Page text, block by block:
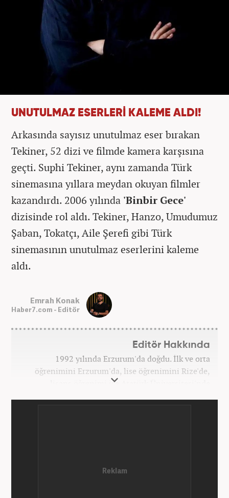
UNUTULMAZ ESERLERİ KALEME ALDI!
Arkasında sayısız unutulmaz eser bırakan
Tekiner, 52 dizi ve filmde kamera karşısına
geçti. Suphi Tekiner, aynı zamanda Türk
sinemasına yıllara meydan okuyan filmler
kazandırdı. 2006 yılında 'Binbir Gece'
dizisinde rol aldı. Tekiner, Hanzo, Umudumuz
Şaban, Tokatçı, Aile Şerefi gibi Türk
sinemasının unutulmaz eserlerini kaleme
aldı.
Emrah Konak
Haber7.com - Editör
Editör Hakkında
1992 yılında Erzurum'da doğdu. İlk ve orta
öğrenimini Erzurum'da, lise öğrenimini Rize'de,
lisans öğrenimi ise Atatürk Üniversitesi'nde